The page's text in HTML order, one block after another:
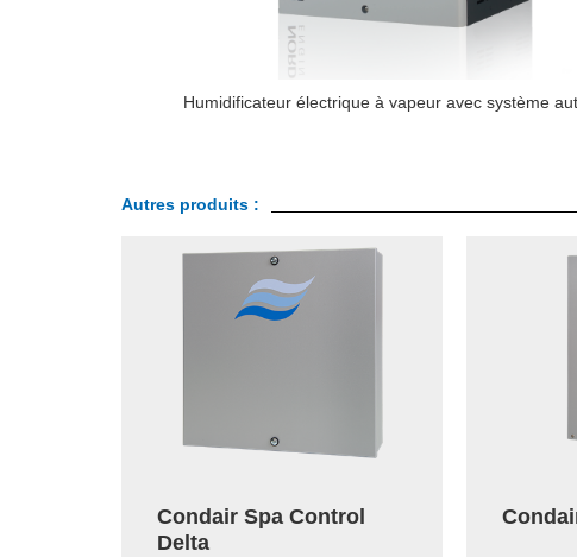
Humidificateur électrique à vapeur avec système
Autres produits :
Condair Spa Control
Delta